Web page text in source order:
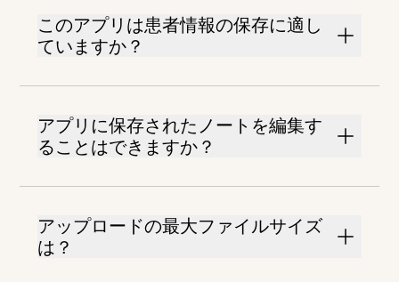
このアプリは患者情報の保存に適し
ていますか？
アプリに保存されたノートを編集す
ることはできますか？
アップロードの最大ファイルサイズ
は？